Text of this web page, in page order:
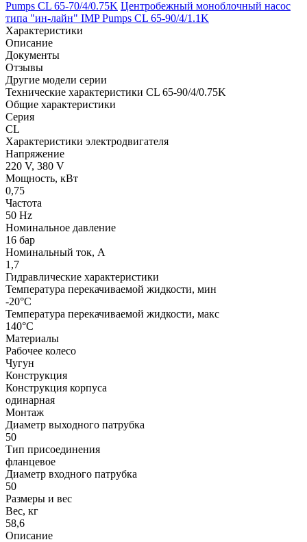
Pumps CL 65-70/4/0.75K Центробежный моноблочный насос
типа "ин-лайн" IMP Pumps CL 65-90/4/1.1K
Характеристики
Описание
Документы
Отзывы
Другие модели серии
Технические характеристики CL 65-90/4/0.75K
Общие характеристики
Серия
CL
Характеристики электродвигателя
Напряжение
220 V, 380 V
Мощность, кВт
0,75
Частота
50 Hz
Номинальное давление
16 бар
Номинальный ток, А
1,7
Гидравлические характеристики
Температура перекачиваемой жидкости, мин
-20°C
Температура перекачиваемой жидкости, макс
140°C
Материалы
Рабочее колесо
Чугун
Конструкция
Конструкция корпуса
одинарная
Монтаж
Диаметр выходного патрубка
50
Тип присоединения
фланцевое
Диаметр входного патрубка
50
Размеры и вес
Вес, кг
58,6
Описание